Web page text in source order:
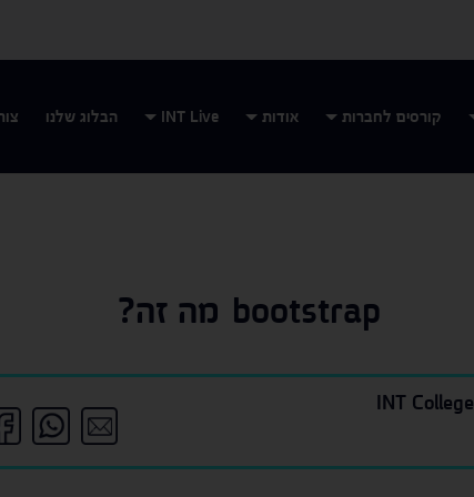
קורסים לחברות אודות INT Live הבלוג שלנו
bootstrap מה זה?
INT College